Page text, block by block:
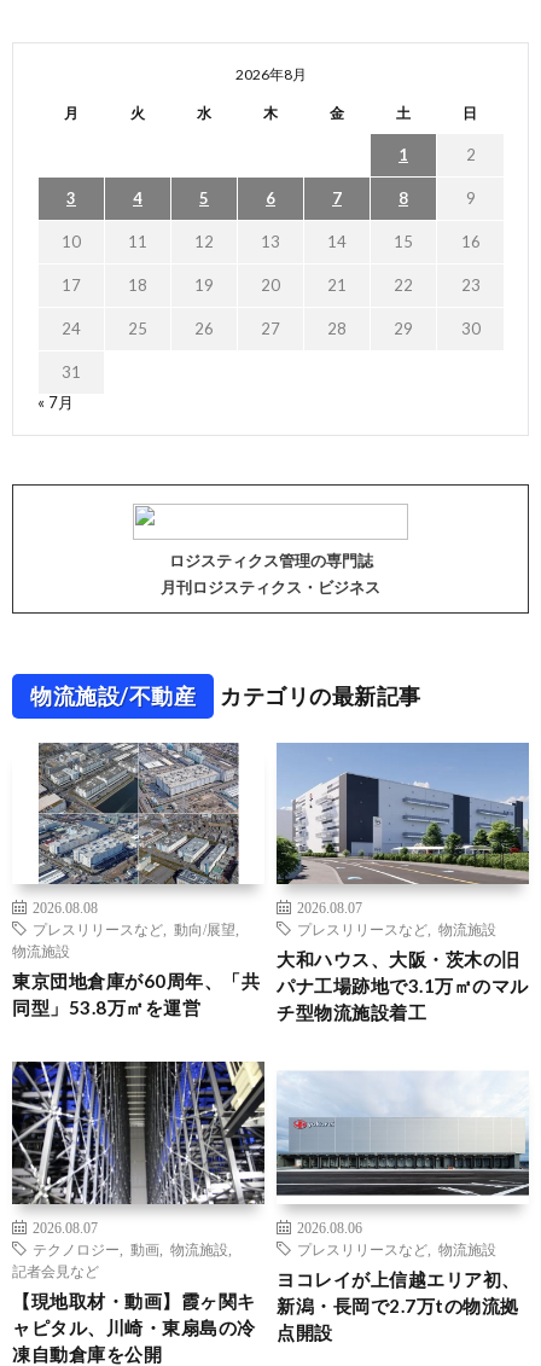
2026年8月
月 火 水 木 金 土 日
1 2
3 4 5 6 7 8 9
10 11 12 13 14 15 16
17 18 19 20 21 22 23
24 25 26 27 28 29 30
31
« 7月
ロジスティクス管理の専門誌
月刊ロジスティクス・ビジネス
物流施設/不動産 カテゴリの最新記事
2026.08.08
プレスリリースなど
動向/展望
物流施設
東京団地倉庫が60周年、「共
同型」53.8万㎡を運営
2026.08.07
プレスリリースなど
物流施設
大和ハウス、大阪・茨木の旧
パナ工場跡地で3.1万㎡のマル
チ型物流施設着工
2026.08.07
テクノロジー
動画 物流施設
記者会見など
【現地取材・動画】霞ヶ関キ
ャピタル、川崎・東扇島の冷
凍自動倉庫を公開
2026.08.06
プレスリリースなど
物流施設
ヨコレイが上信越エリア初、
新潟・長岡で2.7万tの物流拠
点開設